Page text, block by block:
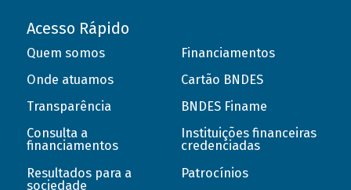
Acesso Rápido
Quem somos
Onde atuamos
Transparência
Consulta a
financiamentos
Resultados para a
sociedade
Financiamentos
Cartão BNDES
BNDES Finame
Instituições financeiras
credenciadas
Patrocínios